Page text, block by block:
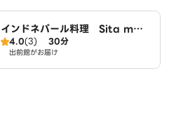
インドネパール料理 Sita mah
al4.0(3) 30分
出前館がお届け